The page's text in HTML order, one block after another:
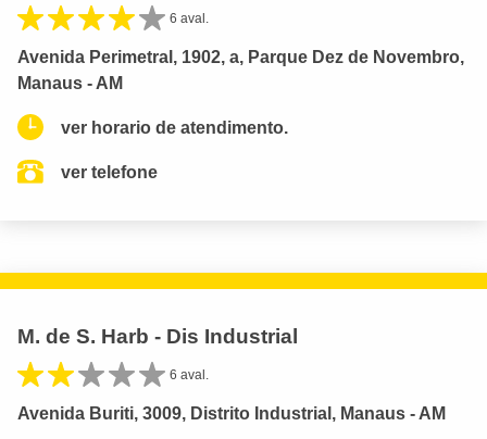
6 aval.
Avenida Perimetral, 1902, a, Parque Dez de Novembro,
Manaus - AM
ver horario de atendimento.
ver telefone
M. de S. Harb - Dis Industrial
6 aval.
Avenida Buriti, 3009, Distrito Industrial, Manaus - AM